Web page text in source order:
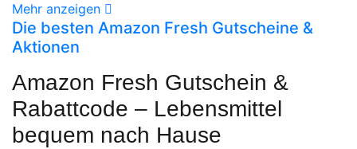
Mehr anzeigen
Die besten Amazon Fresh Gutscheine &
Aktionen
Amazon Fresh Gutschein &
Rabattcode – Lebensmittel
bequem nach Hause